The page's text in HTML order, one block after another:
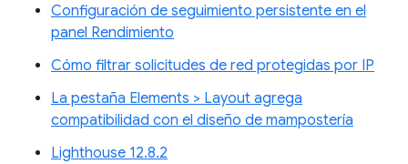
Configuración de seguimiento persistente en el
panel Rendimiento
Cómo filtrar solicitudes de red protegidas por IP
La pestaña Elements > Layout agrega
compatibilidad con el diseño de mampostería
Lighthouse 12.8.2